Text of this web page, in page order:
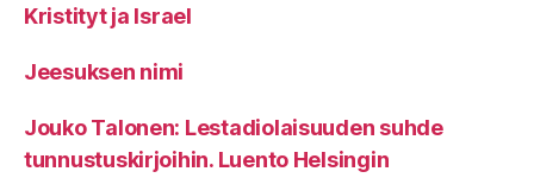
Kristityt ja Israel
Jeesuksen nimi
Jouko Talonen: Lestadiolaisuuden suhde
tunnustuskirjoihin. Luento Helsingin